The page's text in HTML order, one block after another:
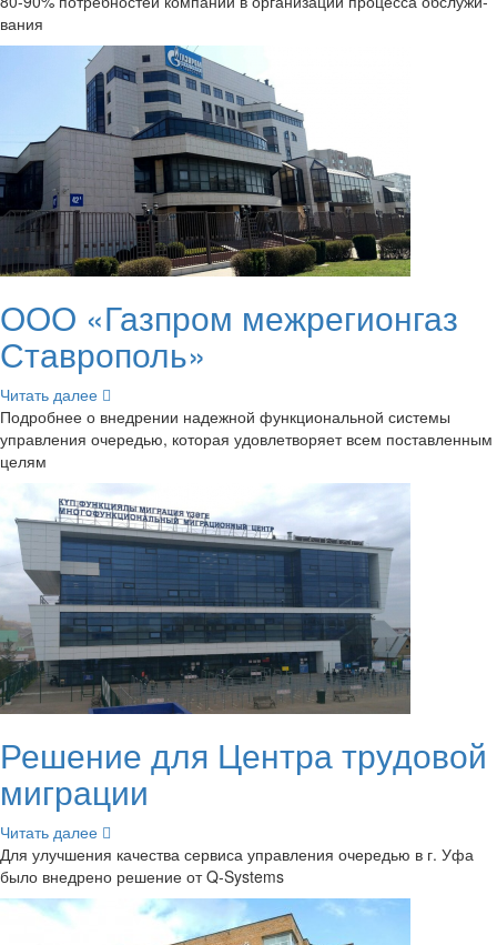
ва­ния
ООО «Га­з­пром меж­ре­ги­он­газ
Став­ро­поль»
Чи­тать далее
По­дроб­нее о внед­ре­нии на­деж­ной функ­ци­о­наль­ной си­сте­мы
управ­ле­ния оче­ре­дью, ко­то­рая удо­вле­тво­ря­ет всем по­став­лен­ным
целям
Ре­ше­ние для Цен­тра тру­до­вой
ми­гра­ции
Чи­тать далее
Для улуч­ше­ния ка­че­ства сер­ви­са управ­ле­ния оче­ре­дью в г. Уфа
было внед­ре­но ре­ше­ние от Q-​Systems